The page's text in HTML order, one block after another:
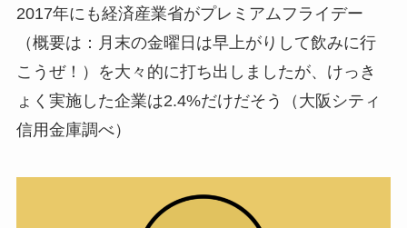
2017年にも経済産業省がプレミアムフライデー
（概要は：月末の金曜日は早上がりして飲みに行
こうぜ！）を大々的に打ち出しましたが、けっき
ょく 実施した企業は2.4%だけだそう（大阪シティ
信用金庫調べ）